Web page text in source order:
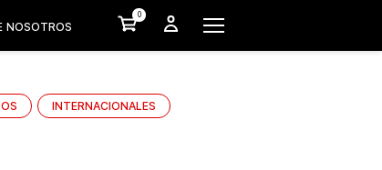
NOSOTROS
0
INTERNACIONALES